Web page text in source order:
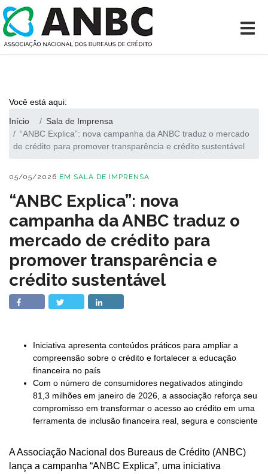
Você está aqui:
Início
Sala de Imprensa
“ANBC Explica”: nova campanha da ANBC traduz o mercado
de crédito para promover transparência e crédito sustentável
05/05/2026 EM SALA DE IMPRENSA
“ANBC Explica”: nova
campanha da ANBC traduz o
mercado de crédito para
promover transparência e
crédito sustentável
Iniciativa apresenta conteúdos práticos para ampliar a
compreensão sobre o crédito e fortalecer a educação
financeira no país
Com o número de consumidores negativados atingindo
81,3 milhões em janeiro de 2026, a associação reforça seu
compromisso em transformar o acesso ao crédito em uma
ferramenta de inclusão financeira real, segura e consciente
A Associação Nacional dos Bureaus de Crédito (ANBC)
lança a campanha “ANBC Explica”, uma iniciativa